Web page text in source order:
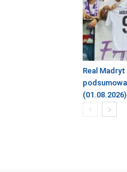
Real
(01.08.2026)